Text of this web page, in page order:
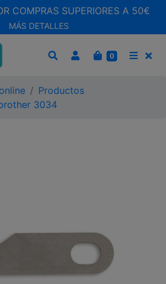
COMPRAS SUPERIORES A 50€
MÁS DETALLES
CARRITO
0
Productos
3034